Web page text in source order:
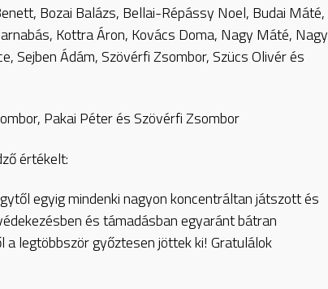
Bozai Balázs, Bellai-Répássy Noel, Budai Máté,
Kottra Áron, Kovács Doma, Nagy Máté, Nagy
Sejben Ádám, Szövérfi Zsombor, Szücs Olivér és
Pakai Péter és Szövérfi Zsombor
értékelt:
egyig mindenki nagyon koncentráltan játszott és
és támadásban egyaránt bátran
legtöbbször győztesen jöttek ki! Gratulálok